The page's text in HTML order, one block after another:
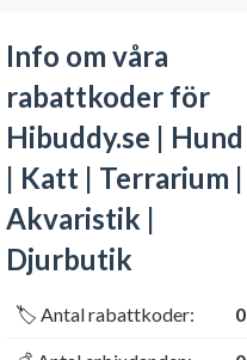
Info om våra
rabattkoder för
Hibuddy.se | Hund
| Katt | Terrarium |
Akvaristik |
Djurbutik
🏷️ Antal rabattkoder: 0